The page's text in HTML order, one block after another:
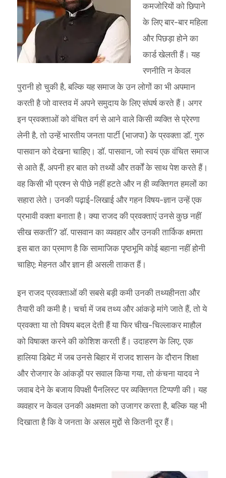
कमजोरियों को छिपाने
के लिए बार-बार महिला
और पिछड़ा होने का
कार्ड खेलती हैं। यह
रणनीति न केवल
पुरानी हो चुकी है, बल्कि यह समाज के उन लोगों का भी अपमान
करती है जो वास्तव में अपने समुदाय के लिए संघर्ष करते हैं। अगर
इन प्रवक्ताओं को वंचित वर्ग से आने वाले किसी व्यक्ति से प्रेरणा
लेनी है, तो उन्हें भारतीय जनता पार्टी (भाजपा) के प्रवक्ता डॉ. गुरु
पासवान को देखना चाहिए। डॉ. पासवान, जो स्वयं एक वंचित समाज
से आते हैं, अपनी हर बात को तथ्यों और तर्कों के साथ पेश करते हैं।
वह किसी भी प्रश्न से पीछे नहीं हटते और न ही व्यक्तिगत हमलों का
सहारा लेते। उनकी पढ़ाई-लिखाई और गहन विषय-ज्ञान उन्हें एक
प्रभावी वक्ता बनाता है। क्या राजद की प्रवक्ताएं उनसे कुछ नहीं
सीख सकतीं? डॉ. पासवान का व्यवहार और उनकी तार्किक क्षमता
इस बात का प्रमाण है कि सामाजिक पृष्ठभूमि कोई बहाना नहीं होनी
चाहिए; मेहनत और ज्ञान ही असली ताकत हैं।
इन राजद प्रवक्ताओं की सबसे बड़ी कमी उनकी तथ्यहीनता और
तैयारी की कमी है। चर्चा में जब तथ्य और आंकड़े मांगे जाते हैं, तो ये
प्रवक्ता या तो विषय बदल देती हैं या फिर चीख-चिल्लाकर माहौल
को विषाक्त करने की कोशिश करती हैं। उदाहरण के लिए, एक
हालिया डिबेट में जब उनसे बिहार में राजद शासन के दौरान शिक्षा
और रोजगार के आंकड़ों पर सवाल किया गया, तो कंचना यादव ने
जवाब देने के बजाय विपक्षी पैनलिस्ट पर व्यक्तिगत टिप्पणी की। यह
व्यवहार न केवल उनकी अक्षमता को उजागर करता है, बल्कि यह भी
दिखाता है कि वे जनता के असल मुद्दों से कितनी दूर हैं।